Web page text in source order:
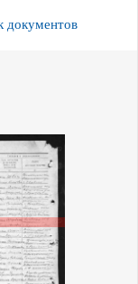
документов